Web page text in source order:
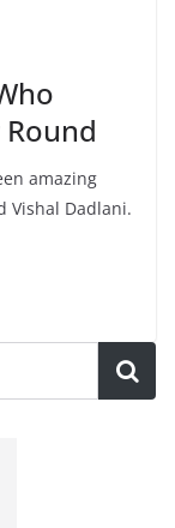
amazing
Vishal Dadlani.